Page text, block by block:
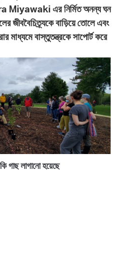
Miyawaki এর নির্মিত অনন্য ঘন
জীববৈচিত্র্যকে বাড়িয়ে তোলে এবং
মাধ্যমে বাস্তুতন্ত্রকে সাপোর্ট করে
গাছ লাগানো হয়েছে